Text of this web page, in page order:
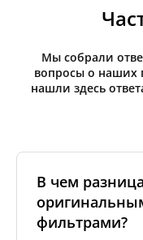
Мы собрали
вопросы о наших
нашли здесь
В чем
фильтрами?